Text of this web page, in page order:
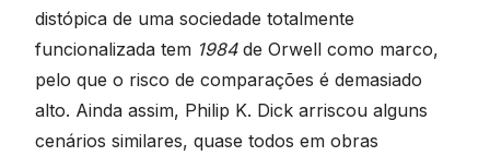
distópica de uma sociedade totalmente
funcionalizada tem 1984de Orwell como marco,
pelo que o risco de comparações é demasiado
alto. Ainda assim, Philip K. Dick arriscou alguns
cenários similares, quase todos em obras